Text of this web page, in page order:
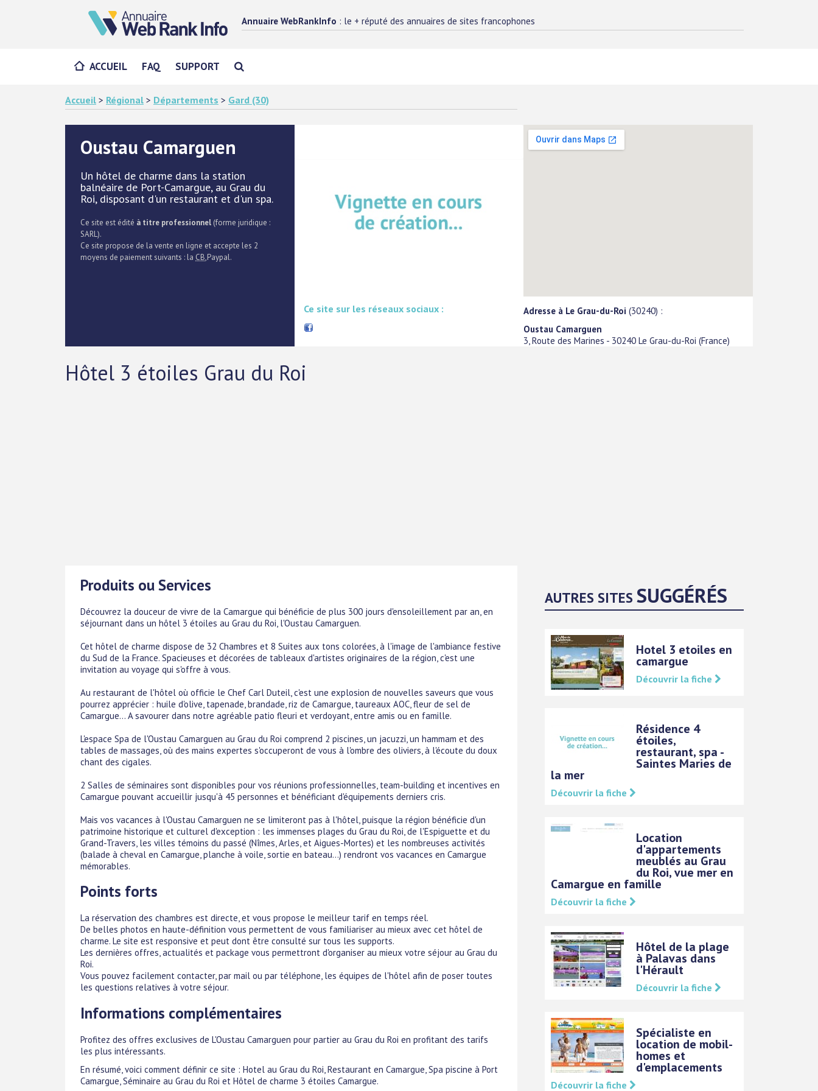
Annuaire WebRankInfo : le + réputé des annuaires de sites francophones
ACCUEIL FAQ SUPPORT
Accueil > Régional > Départements > Gard (30)
Oustau Camarguen
Un hôtel de charme dans la station
balnéaire de Port-Camargue, au Grau du
Roi, disposant d'un restaurant et d'un spa.
Ce site est édité à titre professionnel (forme juridique :
SARL).
Ce site propose de la vente en ligne et accepte les 2
moyens de paiement suivants : la CB,Paypal.
Ce site sur les réseaux sociaux : Adresse à Le Grau-du-Roi (30240) :
Oustau Camarguen
3, Route des Marines - 30240 Le Grau-du-Roi (France)
Hôtel 3 étoiles Grau du Roi
Produits ou Services
Découvrez la douceur de vivre de la Camargue qui bénéficie de plus 300 jours d'ensoleillement par an, en
séjournant dans un hôtel 3 étoiles au Grau du Roi, l'Oustau Camarguen.
Cet hôtel de charme dispose de 32 Chambres et 8 Suites aux tons colorées, à l'image de l'ambiance festive
du Sud de la France. Spacieuses et décorées de tableaux d'artistes originaires de la région, c'est une
invitation au voyage qui s'offre à vous.
Au restaurant de l'hôtel où officie le Chef Carl Duteil, c'est une explosion de nouvelles saveurs que vous
pourrez apprécier : huile d'olive, tapenade, brandade, riz de Camargue, taureaux AOC, fleur de sel de
Camargue... A savourer dans notre agréable patio fleuri et verdoyant, entre amis ou en famille.
L'espace Spa de l'Oustau Camarguen au Grau du Roi comprend 2 piscines, un jacuzzi, un hammam et des
tables de massages, où des mains expertes s'occuperont de vous à l'ombre des oliviers, à l'écoute du doux
chant des cigales.
2 Salles de séminaires sont disponibles pour vos réunions professionnelles, team-building et incentives en
Camargue pouvant accueillir jusqu'à 45 personnes et bénéficiant d'équipements derniers cris.
Mais vos vacances à l'Oustau Camarguen ne se limiteront pas à l'hôtel, puisque la région bénéficie d'un
patrimoine historique et culturel d'exception : les immenses plages du Grau du Roi, de l'Espiguette et du
Grand-Travers, les villes témoins du passé (Nîmes, Arles, et Aigues-Mortes) et les nombreuses activités
(balade à cheval en Camargue, planche à voile, sortie en bateau...) rendront vos vacances en Camargue
mémorables.
Points forts
La réservation des chambres est directe, et vous propose le meilleur tarif en temps réel.
De belles photos en haute-définition vous permettent de vous familiariser au mieux avec cet hôtel de
charme. Le site est responsive et peut dont être consulté sur tous les supports.
Les dernières offres, actualités et package vous permettront d'organiser au mieux votre séjour au Grau du
Roi.
Vous pouvez facilement contacter, par mail ou par téléphone, les équipes de l'hôtel afin de poser toutes
les questions relatives à votre séjour.
Informations complémentaires
Profitez des offres exclusives de L'Oustau Camarguen pour partier au Grau du Roi en profitant des tarifs
les plus intéressants.
En résumé, voici comment définir ce site : Hotel au Grau du Roi, Restaurant en Camargue, Spa piscine à Port
Camargue, Séminaire au Grau du Roi et Hôtel de charme 3 étoiles Camargue.
AUTRES SITESSUGGÉRÉS
Hotel 3 etoiles en
camargue
Découvrir la fiche
Résidence 4
étoiles,
restaurant, spa -
Saintes Maries de
la mer
Découvrir la fiche
Location
d'appartements
meublés au Grau
du Roi, vue mer en
Camargue en famille
Découvrir la fiche
Hôtel de la plage
à Palavas dans
l'Hérault
Découvrir la fiche
Spécialiste en
location de mobil-
homes et
d'emplacements
Découvrir la fiche